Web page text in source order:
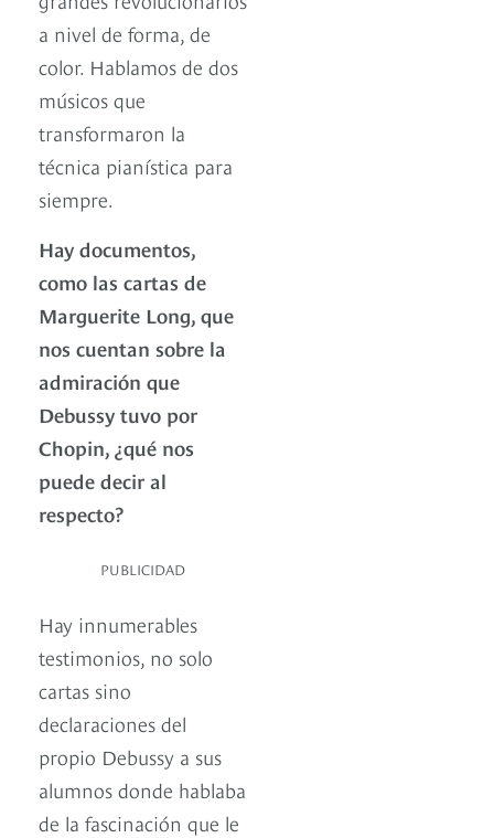
a nivel de forma, de
color. Hablamos de dos
músicos que
transformaron la
técnica pianística para
siempre.
Hay documentos,
como las cartas de
Marguerite Long, que
nos cuentan sobre la
admiración que
Debussy tuvo por
Chopin, ¿qué nos
puede decir al
respecto?
PUBLICIDAD
Hay innumerables
testimonios, no solo
cartas sino
declaraciones del
propio Debussy a sus
alumnos donde hablaba
de la fascinación que le